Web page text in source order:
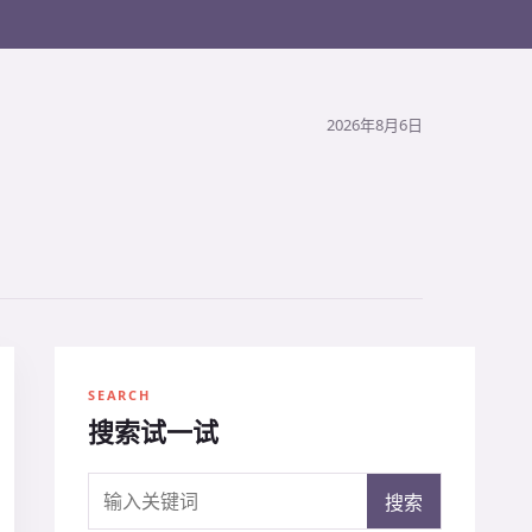
2026年8月6日
SEARCH
搜索试一试
搜索关键词
搜索